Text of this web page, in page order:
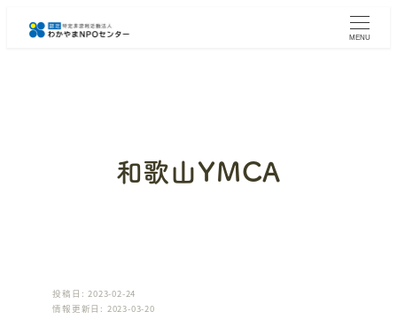
MENU
和歌山YMCA
投稿日: 2023-02-24
情報更新日: 2023-03-20